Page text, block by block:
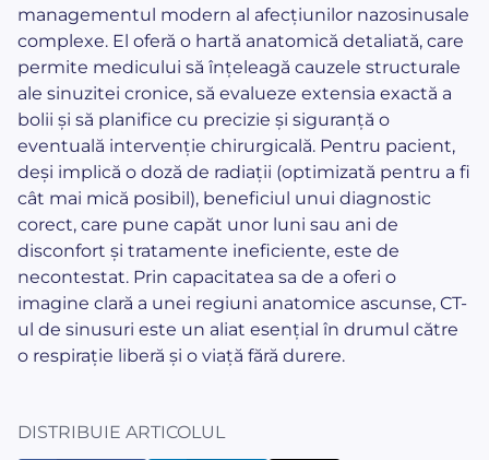
managementul modern al afecțiunilor nazosinusale
complexe. El oferă o hartă anatomică detaliată, care
permite medicului să înțeleagă cauzele structurale
ale sinuzitei cronice, să evalueze extensia exactă a
bolii și să planifice cu precizie și siguranță o
eventuală intervenție chirurgicală. Pentru pacient,
deși implică o doză de radiații (optimizată pentru a fi
cât mai mică posibil), beneficiul unui diagnostic
corect, care pune capăt unor luni sau ani de
disconfort și tratamente ineficiente, este de
necontestat. Prin capacitatea sa de a oferi o
imagine clară a unei regiuni anatomice ascunse, CT-
ul de sinusuri este un aliat esențial în drumul către
o respirație liberă și o viață fără durere.
DISTRIBUIE ARTICOLUL